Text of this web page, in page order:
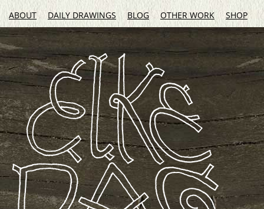
ABOUT DAILY DRAWINGS BLOG OTHER WORK SHOP